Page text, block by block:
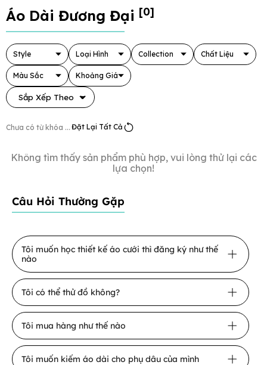
Áo Dài Đương Đại [0]
Style Loại Hình Collection Chất Liệu
Màu Sắc Khoảng Giá
Chưa có từ khóa ... Đặt Lại Tất Cả
Không tìm thấy sản phẩm phù hợp, vui lòng thử lại các
lựa chọn!
Câu Hỏi Thường Gặp
Tôi muốn học thiết kế áo cưới thì đăng ký như thế
nào
Tôi có thể thử đồ không?
Tôi mua hàng như thế nào
Tôi muốn kiếm áo dài cho phụ dâu của mình